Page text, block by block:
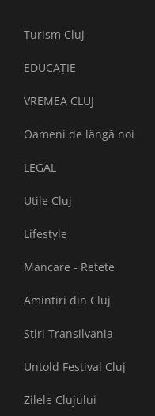
Turism Cluj
EDUCAȚIE
VREMEA CLUJ
Oameni de lângă noi
LEGAL
Utile Cluj
Lifestyle
Mancare - Retete
Amintiri din Cluj
Stiri Transilvania
Untold Festival Cluj
Zilele Clujului